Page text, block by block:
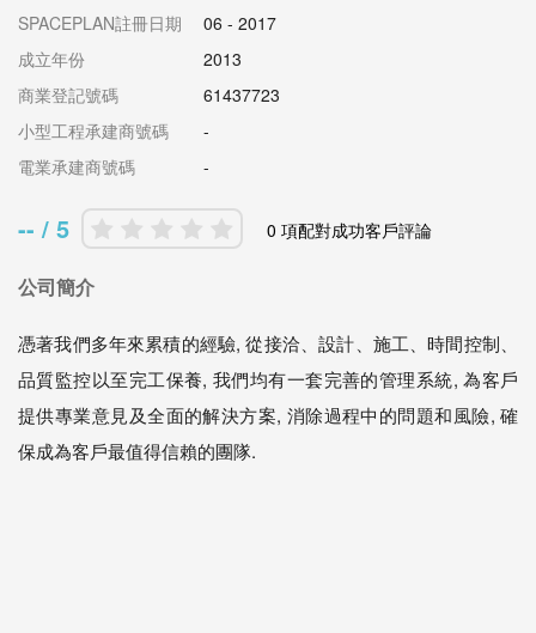
SPACEPLAN註冊日期
06 - 2017
成立年份
2013
商業登記號碼
61437723
小型工程承建商號碼
-
電業承建商號碼
-
-- / 5 0 項配對成功客戶評論
公司簡介
憑著我們多年來累積的經驗, 從接洽、設計、施工、時間控制、
品質監控以至完工保養, 我們均有一套完善的管理系統, 為客戶
提供專業意見及全面的解決方案, 消除過程中的問題和風險, 確
保成為客戶最值得信賴的團隊.